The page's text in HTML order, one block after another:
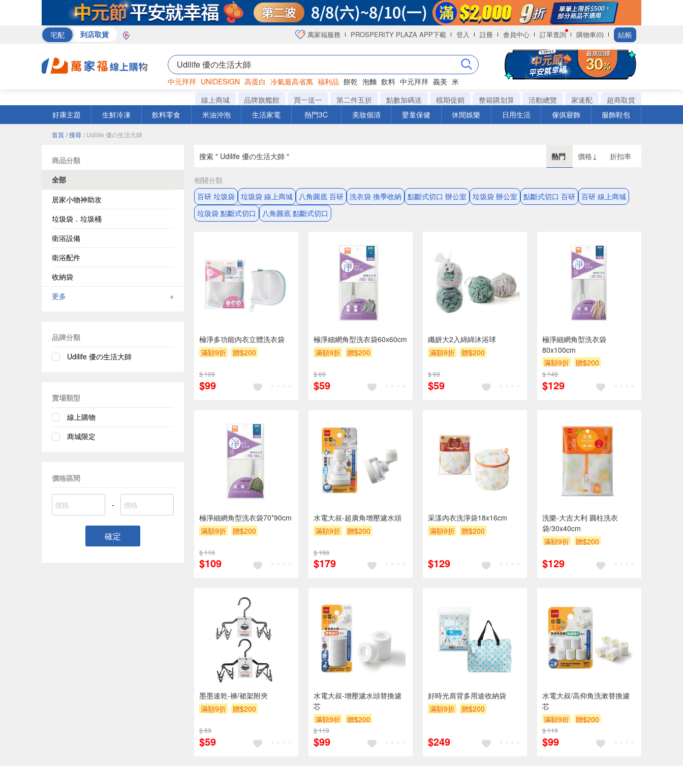
宅配 到店取貨 萬家福服務 PROSPERITY PLAZA APP下載 登入 註冊 會員中心 訂單查詢 購物車(0) 結帳
中元拜拜 UNIDESIGN 高蛋白 冷氣最高省萬 福利品 餅乾 泡麵 飲料 中元拜拜 義美 米
罐頭 海苔 洋芋片
線上商城 品牌旗艦館 買一送一 第二件五折 點數加碼送 檔期促銷 整箱購划算 活動總覽 家速配
超商取貨
好康主題
生鮮冷凍 飲料零食 米油沖泡 生活家電 熱門3C 美妝個清 嬰童保健 休閒娛樂 日用生活 傢俱寢飾 服飾鞋包
首頁 / 搜尋 / Udilife 優の生活大師
商品分類
全部
居家小物神助攻
垃圾袋．垃圾桶
衛浴設備
衛浴配件
收納袋
更多
+
品牌分類
Udilife 優の生活大師
賣場類型
線上購物
商城限定
價格區間
-
確定
搜索 " Udilife 優の生活大師 " 熱門 價格↓ 折扣率
相關分類
百研 垃圾袋 垃圾袋 線上商城 八角圓底 百研 洗衣袋 換季收納 點斷式切口 辦公室 垃圾袋 辦公室 點斷式切口 百研 百研 線上商城
垃圾袋 點斷式切口
八角圓底 點斷式切口
極淨多功能內衣立體洗衣袋
滿額9折
贈$200
$ 109
$99
極淨細網角型洗衣袋60x60cm
滿額9折
贈$200
$ 69
$59
纖妍大2入綿綿沐浴球
滿額9折
贈$200
$ 69
$59
極淨細網角型洗衣袋
80x100cm
滿額9折
贈$200
$ 149
$129
極淨細網角型洗衣袋70*90cm
滿額9折
贈$200
$ 119
$109
水電大叔-超廣角增壓濾水頭
滿額9折
贈$200
$ 199
$179
采漾內衣洗淨袋18x16cm
滿額9折
贈$200
$129
洗樂-大吉大利 圓柱洗衣
袋/30x40cm
滿額9折
贈$200
$129
墨墨速乾-褲/裙架附夾
滿額9折
贈$200
$ 69
$59
水電大叔-增壓濾水頭替換濾
芯
滿額9折
贈$200
$ 119
$99
好時光肩背多用途收納袋
滿額9折
贈$200
$249
水電大叔/高仰角洗漱替換濾
芯
滿額9折
贈$200
$ 119
$99